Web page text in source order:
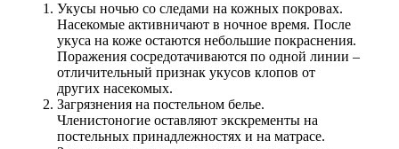
Укусы ночью со следами на кожных покровах.
Насекомые активничают в ночное время. После
укуса на коже остаются небольшие покраснения.
Поражения сосредотачиваются по одной линии –
отличительный признак укусов клопов от
других насекомых.
Загрязнения на постельном белье.
Членистоногие оставляют экскременты на
постельных принадлежностях и на матрасе.